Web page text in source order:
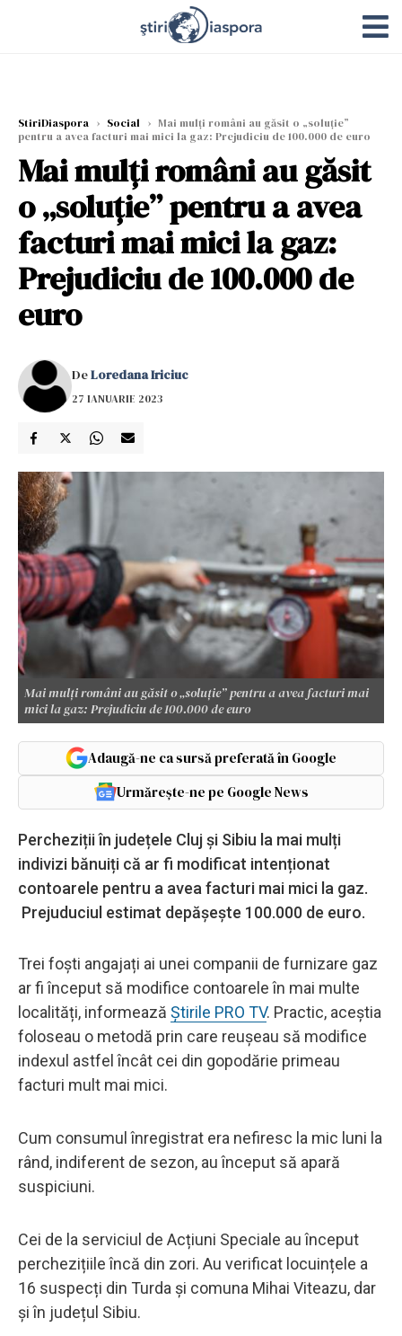
StiriDiaspora › Social › Mai mulți români au găsit o „soluție”
pentru a avea facturi mai mici la gaz: Prejudiciu de 100.000 de euro
Mai mulți români au găsit
o „soluție” pentru a avea
facturi mai mici la gaz:
Prejudiciu de 100.000 de
euro
DeLoredana Iriciuc
27 IANUARIE 2023
Mai mulți români au găsit o „soluție” pentru a avea facturi mai
mici la gaz: Prejudiciu de 100.000 de euro
Adaugă-ne ca sursă preferată în Google
Urmărește-ne pe Google News
Percheziții în județele Cluj și Sibiu la mai mulți
indivizi bănuiți că ar fi modificat intenționat
contoarele pentru a avea facturi mai mici la gaz.
Prejuduciul estimat depășește 100.000 de euro.
Trei foști angajați ai unei companii de furnizare gaz
ar fi început să modifice contoarele în mai multe
localități, informează Știrile PRO TV. Practic, aceștia
foloseau o metodă prin care reușeau să modifice
indexul astfel încât cei din gopodărie primeau
facturi mult mai mici.
Cum consumul înregistrat era nefiresc la mic luni la
rând, indiferent de sezon, au început să apară
suspiciuni.
Cei de la serviciul de Acțiuni Speciale au început
perchezițiile încă din zori. Au verificat locuințele a
16 suspecți din Turda și comuna Mihai Viteazu, dar
și în județul Sibiu.